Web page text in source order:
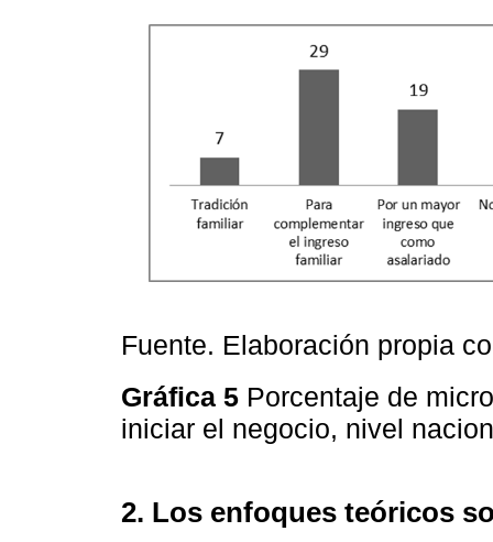
Fuente. Elaboración propia
Gráfica 5 Porcentaje de
iniciar el negocio, nivel
2. Los enfoques teóricos